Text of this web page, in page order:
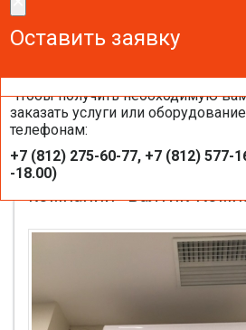
Оставить
Оставить заявку
Чтобы получить необходимую
заказать услуги или
телефонам:
+7 (812) 275-60-77, +7 (812) 577-
-18.00)
Оставить заявку
Настенные внутренние
кондиционеров
компании «Балтик-